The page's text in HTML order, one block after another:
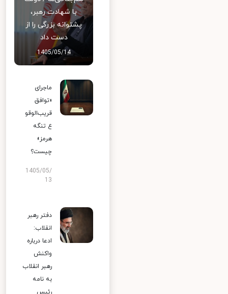
با شهادت رهبر،
پشتوانه بزرگی را از
دست داد
1405/05/14
ماجرای
«توافق
قریب‌الوقو
ع تنگه
هرمز»
چیست؟
1405/05/
13
دفتر رهبر
انقلاب:
ادعا درباره
واکنش
رهبر انقلاب
به نامه
رئیس